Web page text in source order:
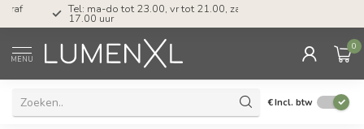
Tel: ma-do tot 23.00, vr tot 21.00, za tot
17.00 uur
MENU
0
€Incl. btw